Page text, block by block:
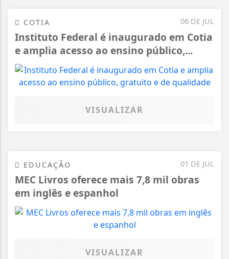
06 DE JUL
COTIA
Instituto Federal é inaugurado em Cotia
e amplia acesso ao ensino público,...
VISUALIZAR
01 DE JUL
EDUCAÇÃO
MEC Livros oferece mais 7,8 mil obras
em inglês e espanhol
VISUALIZAR